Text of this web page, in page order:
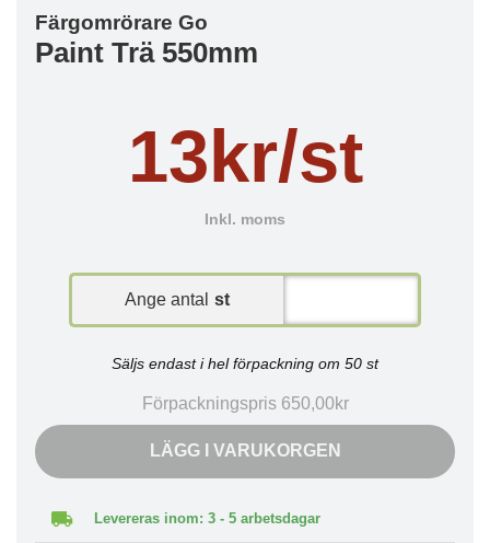
Färgomrörare Go
Paint Trä 550mm
13kr/st
Inkl. moms
Ange antal st
Säljs endast i hel förpackning om 50 st
Förpackningspris 650,00kr
LÄGG I VARUKORGEN
Levereras inom: 3 - 5 arbetsdagar